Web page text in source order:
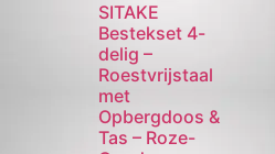
SITAKE
Bestekset 4-
delig –
Roestvrijstaal
met
Opbergdoos &
Tas – Roze-